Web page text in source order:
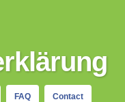
FAQ Contact